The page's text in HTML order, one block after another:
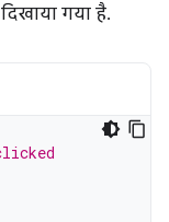
गया है.